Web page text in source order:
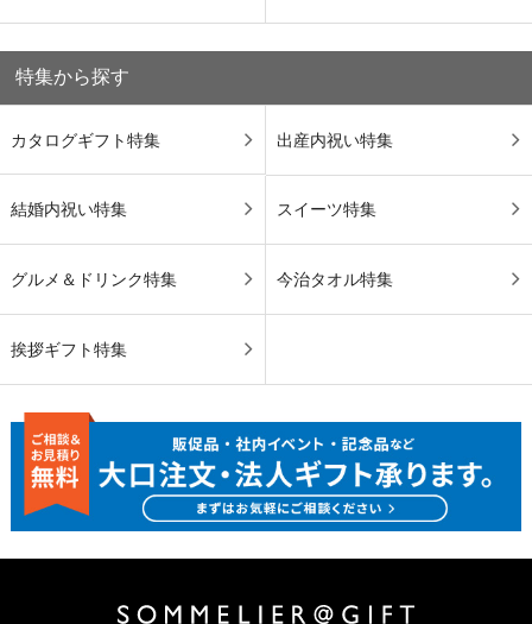
特集から探す
カタログギフト特集 出産内祝い特集
結婚内祝い特集 スイーツ特集
グルメ＆ドリンク特集 今治タオル特集
挨拶ギフト特集